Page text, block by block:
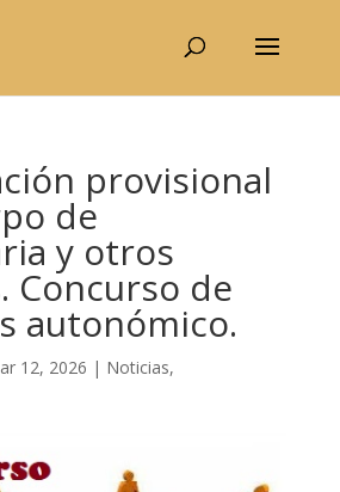
provisional
de
y otros
Concurso de
autonómico.
12, 2026 | Noticias,